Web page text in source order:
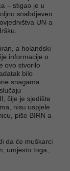
– stigao je u
snabdjeven
UN-a
a holandski
informacije o
ovo stvorilo
bilo
snagama
čije je sjedište
nisu uspjele
piše BIRN a
da će muškarci
umjesto toga,